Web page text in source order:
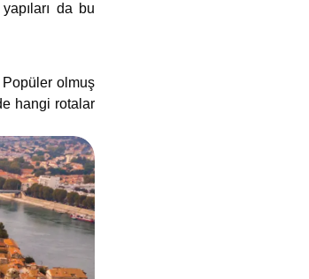
da bu
Popüler olmuş
hangi rotalar